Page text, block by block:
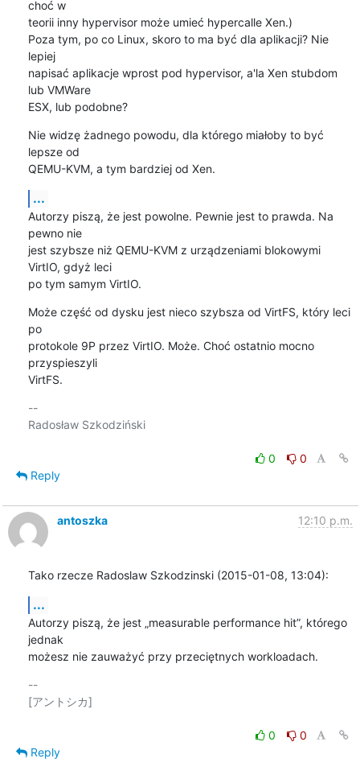
choć w
teorii inny hypervisor może umieć hypercalle Xen.)
Poza tym, po co Linux, skoro to ma być dla aplikacji? Nie
lepiej
napisać aplikacje wprost pod hypervisor, a'la Xen stubdom
lub VMWare
ESX, lub podobne?
Nie widzę żadnego powodu, dla którego miałoby to być
lepsze od
QEMU-KVM, a tym bardziej od Xen.
...
Autorzy piszą, że jest powolne. Pewnie jest to prawda. Na
pewno nie
jest szybsze niż QEMU-KVM z urządzeniami blokowymi
VirtIO, gdyż leci
po tym samym VirtIO.
Może część od dysku jest nieco szybsza od VirtFS, który leci
po
protokole 9P przez VirtIO. Może. Choć ostatnio mocno
przyspieszyli
VirtFS.
--
Radosław Szkodziński
0
0
Reply
antoszka 12:10 p.m.
Tako rzecze Radoslaw Szkodzinski (2015-01-08, 13:04):
...
Autorzy piszą, że jest „measurable performance hit”, którego
jednak
możesz nie zauważyć przy przeciętnych workloadach.
--
[アントシカ]
0
0
Reply